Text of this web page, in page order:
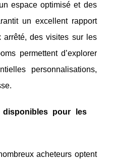
espace optimisé et des
un excellent rapport
des visites sur les
permettent d’explorer
personnalisations,
disponibles pour les
acheteurs optent